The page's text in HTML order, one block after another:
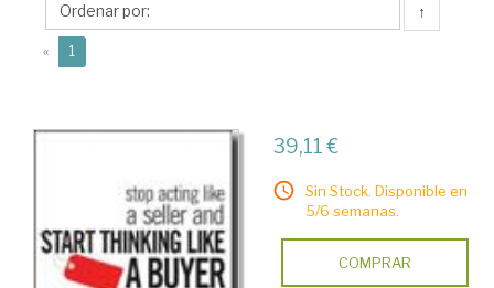
↑
« 1
39,11 €
Sin Stock. Disponible en
5/6 semanas.
COMPRAR